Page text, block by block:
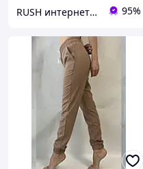
RUSH интернет-магазин женской одежды 95%